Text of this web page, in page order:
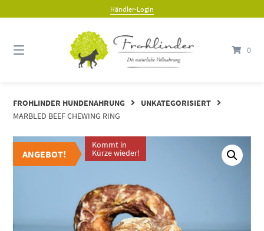
Händler-Login
0
FROHLINDER HUNDENAHRUNG
UNKATEGORISIERT
MARBLED BEEF CHEWING RING
ANGEBOT!
Kommt in
Kürze wieder!